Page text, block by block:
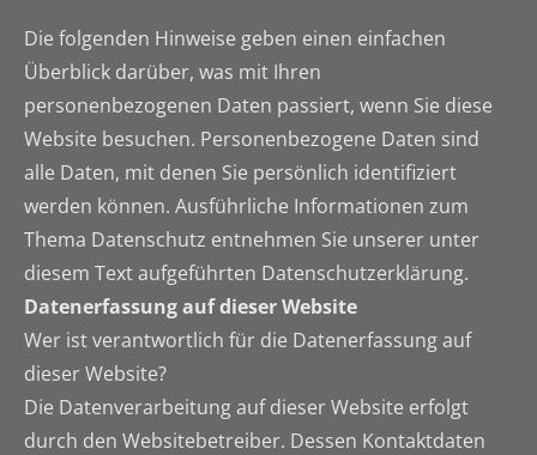
Die folgenden Hinweise geben einen einfachen
Überblick darüber, was mit Ihren
personenbezogenen Daten passiert, wenn Sie diese
Website besuchen. Personenbezogene Daten sind
alle Daten, mit denen Sie persönlich identifiziert
werden können. Ausführliche Informationen zum
Thema Datenschutz entnehmen Sie unserer unter
diesem Text aufgeführten Datenschutzerklärung.
Datenerfassung auf dieser Website
Wer ist verantwortlich für die Datenerfassung auf
dieser Website?
Die Datenverarbeitung auf dieser Website erfolgt
durch den Websitebetreiber. Dessen Kontaktdaten